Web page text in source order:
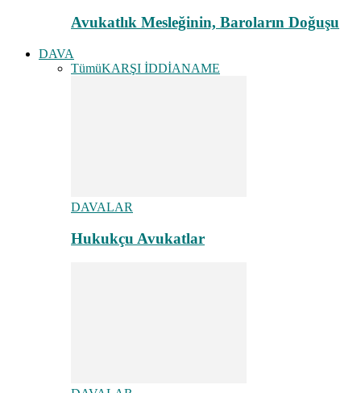
Avukatlık Mesleğinin, Baroların Doğuşu
DAVA
TümüKARŞI İDDİANAME
DAVALAR
Hukukçu Avukatlar